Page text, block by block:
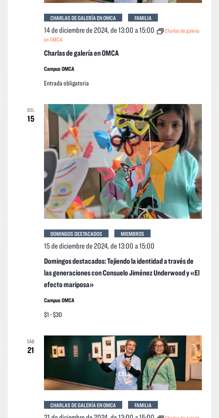
Charlas de galería en OMCA
14 de diciembre de 2024, de 13:00 a15:00
Charlas de galería
en OMCA
CHARLAS DE GALERÍA EN OMCA FAMILIA
Campus OMCA
Entrada obligatoria
SOL
15
Domingos destacados: Tejiendo la identidad a través de
las generaciones con Consuelo Jiménez Underwood y «El
efecto mariposa»
15 de diciembre de 2024, de 13:00 a15:00
DOMINGOS DESTACADOS MIEMBROS
Campus OMCA
$1 - $30
SÁB
21
CHARLAS DE GALERÍA EN OMCA FAMILIA